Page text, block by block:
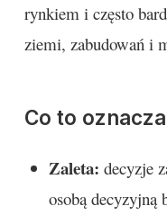
rynkiem i często
ziemi, zabudowań i
Co to
Zaleta: decyzje
osobą decyzyjną